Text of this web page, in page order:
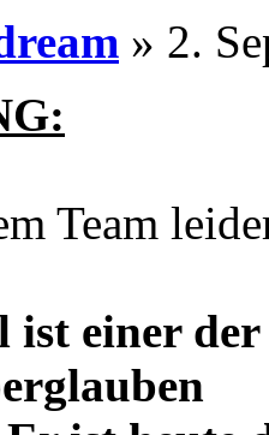
» 2.
Team
einer